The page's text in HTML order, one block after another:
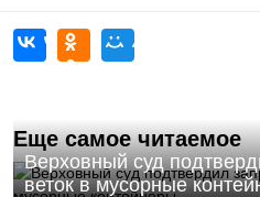
Еще самое читаемое
Верховный суд
веток в мусорные